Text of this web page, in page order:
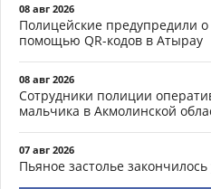
08 авг 2026
Полицейские предупредили
помощью QR-кодов в Атырау
08 авг 2026
Сотрудники полиции
мальчика в Акмолинской
07 авг 2026
Пьяное застолье